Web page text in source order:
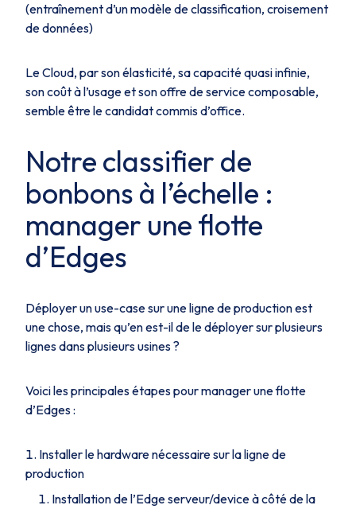
(entraînement d’un modèle de classification, croisement
de données)
Le Cloud, par son élasticité, sa capacité quasi infinie,
son coût à l’usage et son offre de service composable,
semble être le candidat commis d’office.
Notre classifier de
bonbons à l’échelle :
manager une flotte
d’Edges
Déployer un use-case sur une ligne de production est
une chose, mais qu’en est-il de le déployer sur plusieurs
lignes dans plusieurs usines ?
Voici les principales étapes pour manager une flotte
d’Edges :
Installer le hardware nécessaire sur la ligne de
production
Installation de l’Edge serveur/device à côté de la